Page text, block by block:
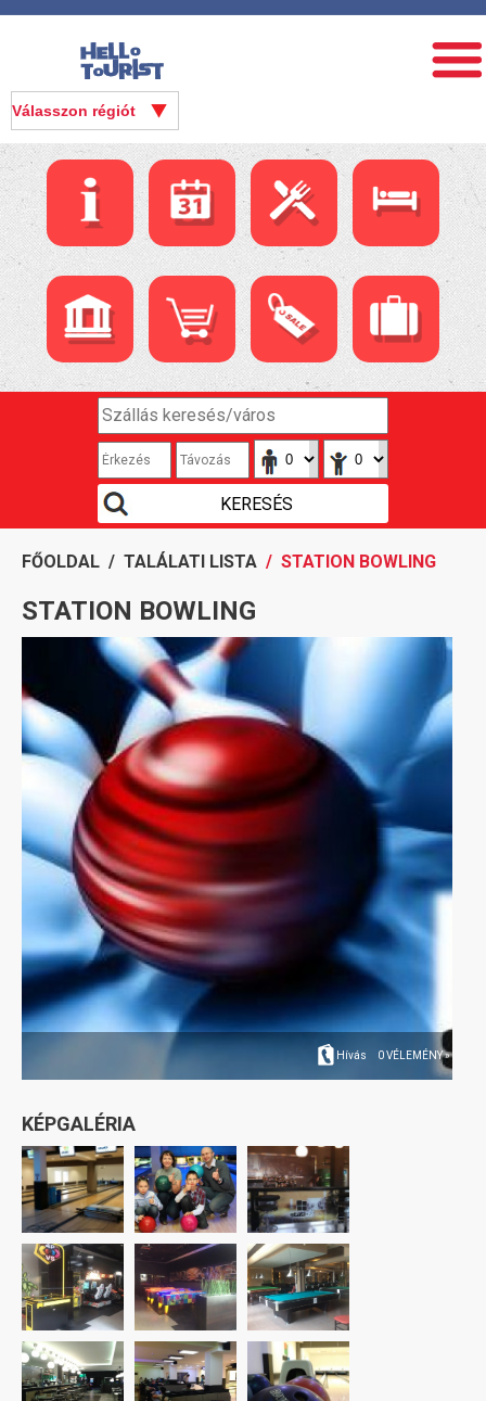
FŐOLDAL / TALÁLATI LISTA / STATION BOWLING
STATION BOWLING
Hívás 0 VÉLEMÉNY »
KÉPGALÉRIA